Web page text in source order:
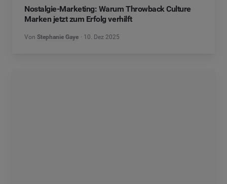
Nostalgie-Marketing: Warum Throwback Culture
Marken jetzt zum Erfolg verhilft
Von Stephanie Gaye 10. Dez 2025